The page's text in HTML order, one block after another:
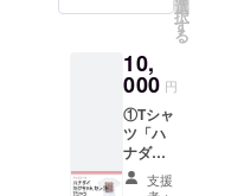
いただ
のス
テッ
カーと
なりま
す。
【デザ
イン作
選
択
す
る
10,
000 円
①Tシャ
ツ「ハ
ナダイ
(たけ
ちゃん
支援